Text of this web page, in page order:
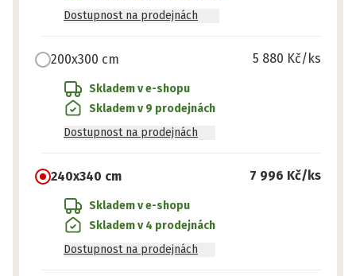
Dostupnost na prodejnách
200x300 cm 5 880 Kč/ks
Skladem v e-shopu
Skladem v 9 prodejnách
Dostupnost na prodejnách
240x340 cm 7 996 Kč/ks
Skladem v e-shopu
Skladem v 4 prodejnách
Dostupnost na prodejnách